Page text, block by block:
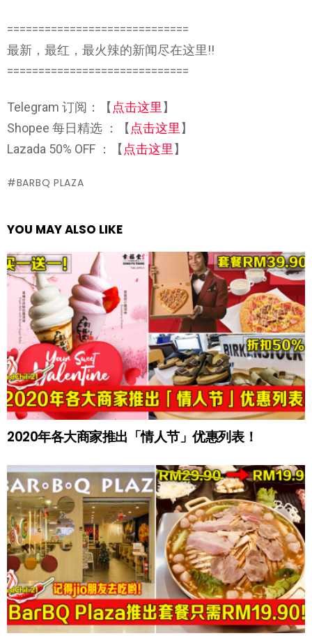
=============================
最新，最红，最火辣的新闻尽在这里!!
=============================
Telegram 订阅：【 点击这里 】
Shopee 每日精选 ：【 点击这里 】
Lazada 50% OFF ：【 点击这里 】
BARBQ PLAZA
YOU MAY ALSO LIKE
2020年各大商家推出「情人节」优惠列表！